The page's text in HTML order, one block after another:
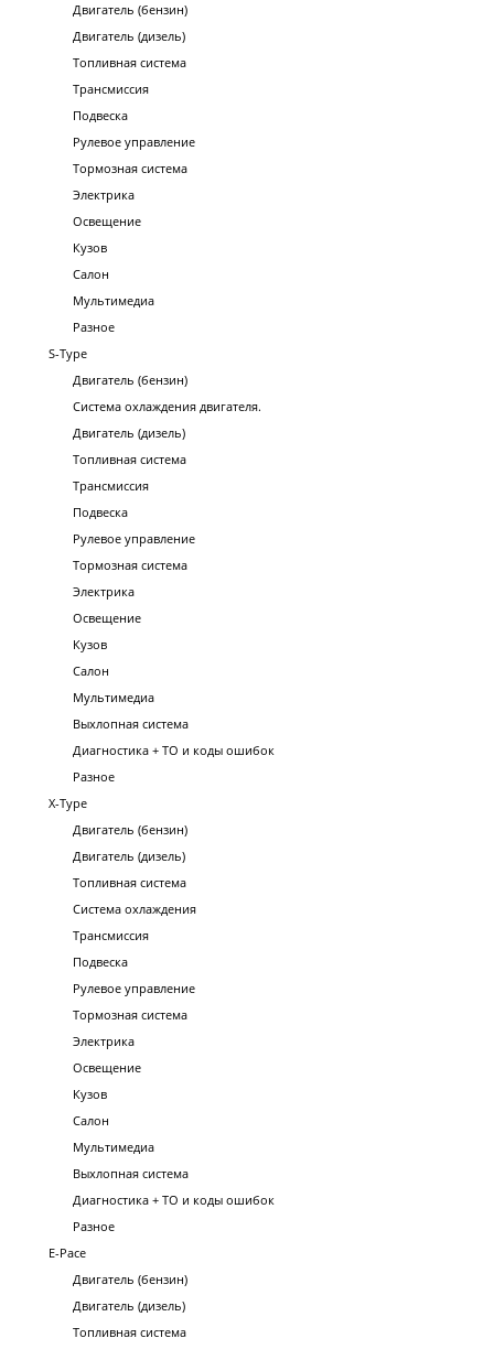
Двигатель (бензин)
Двигатель (дизель)
Топливная система
Трансмиссия
Подвеска
Рулевое управление
Тормозная система
Электрика
Освещение
Кузов
Салон
Мультимедиа
Разное
S-Type
Двигатель (бензин)
Система охлаждения двигателя.
Двигатель (дизель)
Топливная система
Трансмиссия
Подвеска
Рулевое управление
Тормозная система
Электрика
Освещение
Кузов
Салон
Мультимедиа
Выхлопная система
Диагностика + ТО и коды ошибок
Разное
X-Type
Двигатель (бензин)
Двигатель (дизель)
Топливная система
Система охлаждения
Трансмиссия
Подвеска
Рулевое управление
Тормозная система
Электрика
Освещение
Кузов
Салон
Мультимедиа
Выхлопная система
Диагностика + ТО и коды ошибок
Разное
E-Pace
Двигатель (бензин)
Двигатель (дизель)
Топливная система